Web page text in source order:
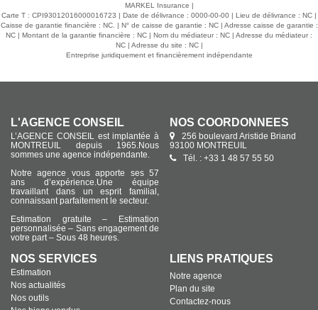
MARKEL Insurance |
Carte T : CPI93012016000016723 | Date de délivrance : 0000-00-00 | Lieu de délivrance : NC |
Caisse de garantie financière : NC. | N° de caisse de garantie : NC | Adresse caisse de garantie :
NC | Montant de la garantie financière : NC | Nom du médiateur : NC | Adresse du médiateur :
NC | Adresse du site : NC |
Entreprise juridiquement et financièrement indépendante
L'AGENCE CONSEIL
L’AGENCE CONSEIL est implantée à
MONTREUIL depuis 1965.Nous
sommes une agence indépendante.
Notre agence vous apporte ses 57
ans d’expérience.Une équipe
travaillant dans un esprit familial,
connaissant parfaitement le secteur.
Estimation gratuite – Estimation
personnalisée – Sans engagement de
votre part – Sous 48 heures.
NOS COORDONNÉES
256 boulevard Aristide Briand
93100 MONTREUIL
Tél. : +33 1 48 57 55 50
NOS SERVICES
Estimation
Nos actualités
Nos outils
LIENS PRATIQUES
Notre agence
Plan du site
Contactez-nous